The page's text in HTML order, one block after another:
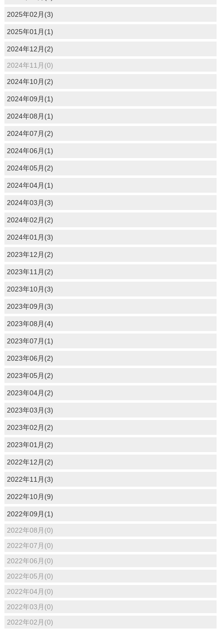
2025年02月(3)
2025年01月(1)
2024年12月(2)
2024年11月(0)
2024年10月(2)
2024年09月(1)
2024年08月(1)
2024年07月(2)
2024年06月(1)
2024年05月(2)
2024年04月(1)
2024年03月(3)
2024年02月(2)
2024年01月(3)
2023年12月(2)
2023年11月(2)
2023年10月(3)
2023年09月(3)
2023年08月(4)
2023年07月(1)
2023年06月(2)
2023年05月(2)
2023年04月(2)
2023年03月(3)
2023年02月(2)
2023年01月(2)
2022年12月(2)
2022年11月(3)
2022年10月(9)
2022年09月(1)
2022年08月(0)
2022年07月(0)
2022年06月(0)
2022年05月(0)
2022年04月(0)
2022年03月(0)
2022年02月(0)